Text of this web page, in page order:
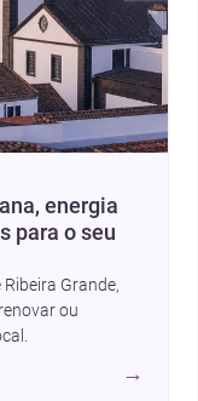
energia
para o seu
Grande,
ou
→